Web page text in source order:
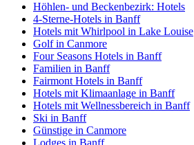
Höhlen- und Beckenbezirk: Hotels
4-Sterne-Hotels in Banff
Hotels mit Whirlpool in Lake Louise
Golf in Canmore
Four Seasons Hotels in Banff
Familien in Banff
Fairmont Hotels in Banff
Hotels mit Klimaanlage in Banff
Hotels mit Wellnessbereich in Banff
Ski in Banff
Günstige in Canmore